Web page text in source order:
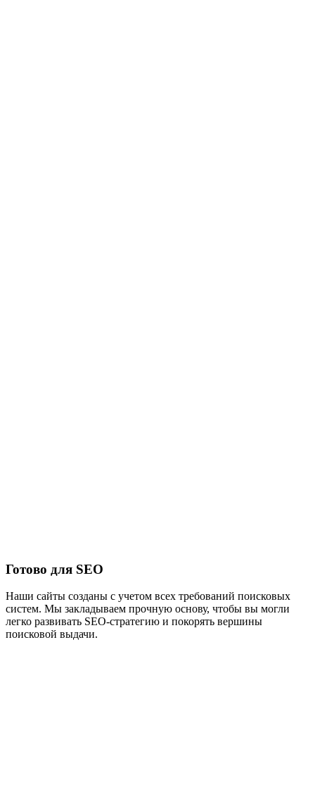
Готово для SEO
Наши сайты созданы с учетом всех требований поисковых
систем. Мы закладываем прочную основу, чтобы вы могли
легко развивать SEO-стратегию и покорять вершины
поисковой выдачи.